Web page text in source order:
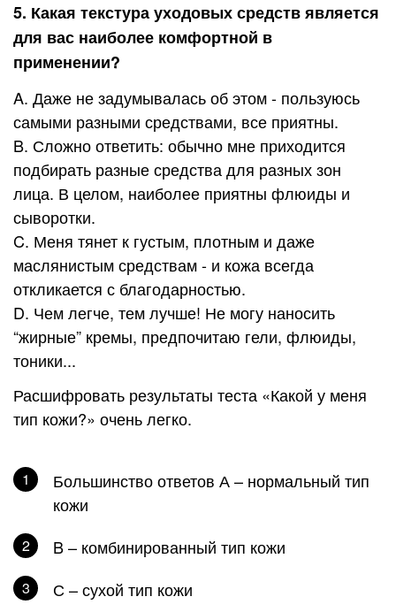
5. Какая текстура уходовых средств является
для вас наиболее комфортной в
применении?
A. Даже не задумывалась об этом - пользуюсь
самыми разными средствами, все приятны.
B. Сложно ответить: обычно мне приходится
подбирать разные средства для разных зон
лица. В целом, наиболее приятны флюиды и
сыворотки.
C. Меня тянет к густым, плотным и даже
маслянистым средствам - и кожа всегда
откликается с благодарностью.
D. Чем легче, тем лучше! Не могу наносить
“жирные” кремы, предпочитаю гели, флюиды,
тоники...
Расшифровать результаты теста «Какой у меня
тип кожи?» очень легко.
Большинство ответов А – нормальный тип
кожи
B – комбинированный тип кожи
С – сухой тип кожи